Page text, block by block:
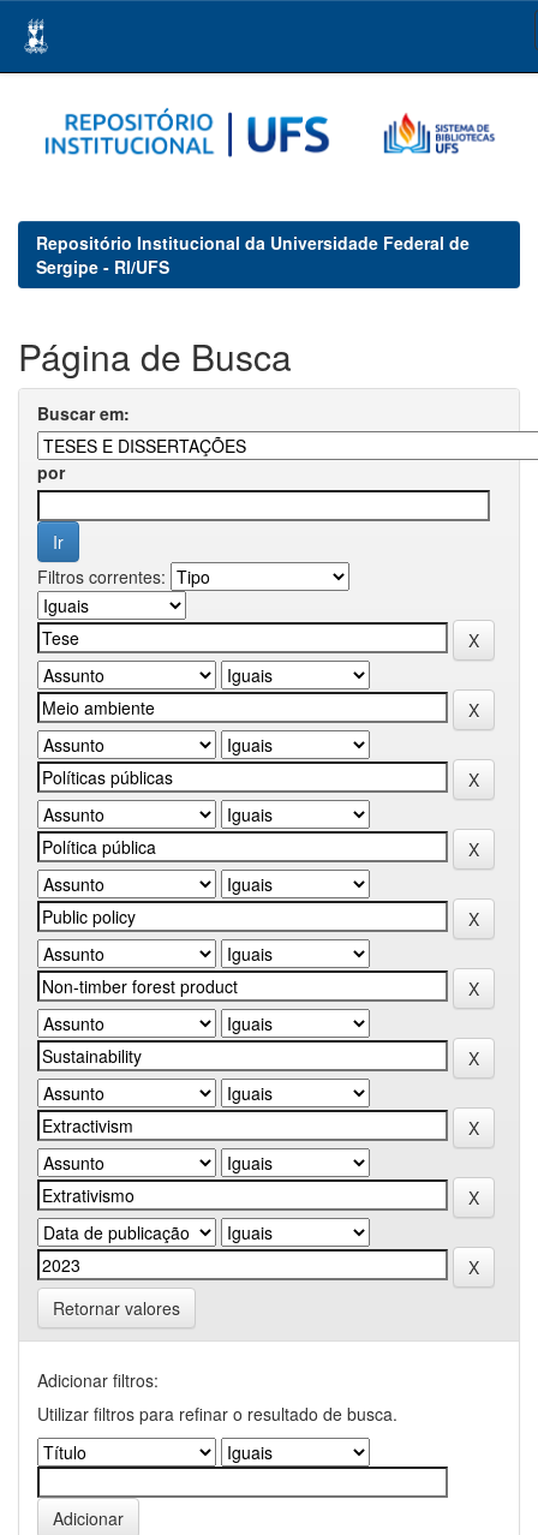
navigation
Repositório Institucional da Universidade Federal de
Sergipe - RI/UFS
Página de Busca
Buscar em:
por
Filtros correntes:
Retornar valores
Adicionar filtros:
Utilizar filtros para refinar o resultado de busca.